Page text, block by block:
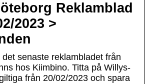
Reklamblad
2023 >
senaste reklambladet från
hos Kiimbino. Titta på Willys-
från 20/02/2023 och spara